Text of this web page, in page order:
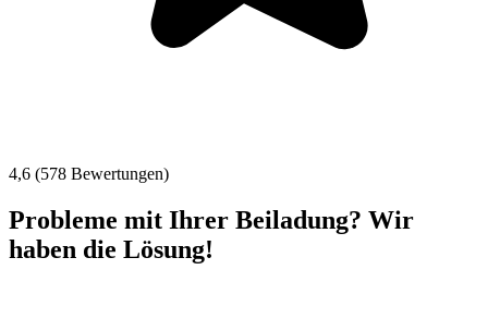
4,6 (578 Bewertungen)
Probleme mit Ihrer Beiladung? Wir
haben die Lösung!